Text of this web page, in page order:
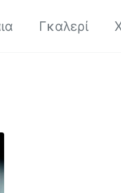
Γκαλερί